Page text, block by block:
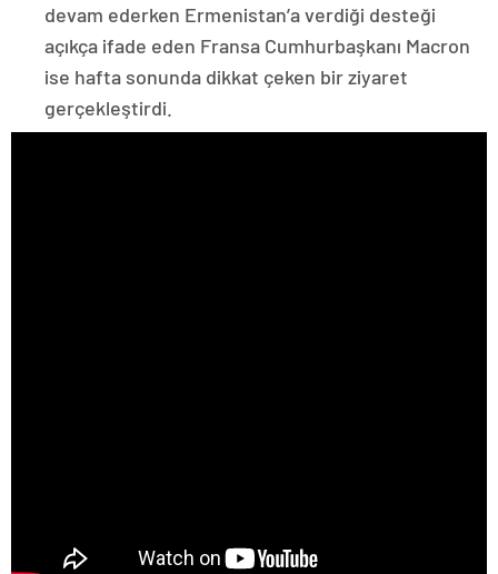
devam ederken Ermenistan’a verdiği desteği
açıkça ifade eden Fransa Cumhurbaşkanı Macron
ise hafta sonunda dikkat çeken bir ziyaret
gerçekleştirdi.